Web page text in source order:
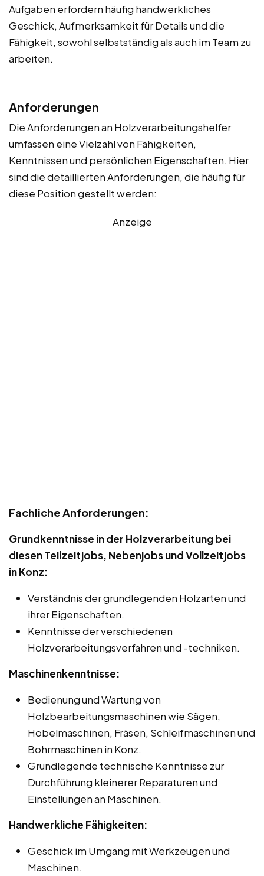
Aufgaben erfordern häufig handwerkliches
Geschick, Aufmerksamkeit für Details und die
Fähigkeit, sowohl selbstständig als auch im Team zu
arbeiten.
Anforderungen
Die Anforderungen an Holzverarbeitungshelfer
umfassen eine Vielzahl von Fähigkeiten,
Kenntnissen und persönlichen Eigenschaften. Hier
sind die detaillierten Anforderungen, die häufig für
diese Position gestellt werden:
Anzeige
Fachliche Anforderungen:
Grundkenntnisse in der Holzverarbeitung bei
diesen Teilzeitjobs, Nebenjobs und Vollzeitjobs
in Konz:
Verständnis der grundlegenden Holzarten und
ihrer Eigenschaften.
Kenntnisse der verschiedenen
Holzverarbeitungsverfahren und -techniken.
Maschinenkenntnisse:
Bedienung und Wartung von
Holzbearbeitungsmaschinen wie Sägen,
Hobelmaschinen, Fräsen, Schleifmaschinen und
Bohrmaschinen in Konz.
Grundlegende technische Kenntnisse zur
Durchführung kleinerer Reparaturen und
Einstellungen an Maschinen.
Handwerkliche Fähigkeiten:
Geschick im Umgang mit Werkzeugen und
Maschinen.